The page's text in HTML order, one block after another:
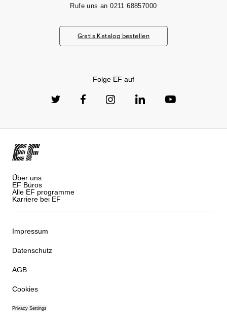
Rufe uns an 0211 68857000
Gratis Katalog bestellen
Folge EF auf
Über uns
EF Büros
Alle EF programme
Karriere bei EF
Impressum
Datenschutz
AGB
Cookies
Privacy Settings